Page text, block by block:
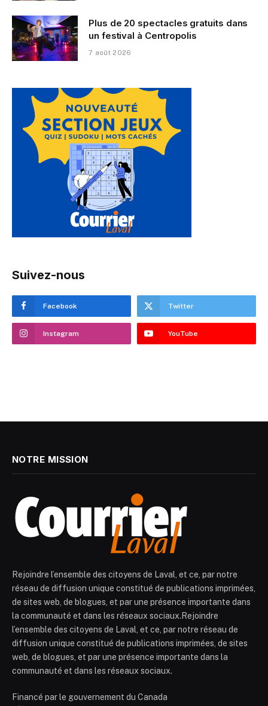
Plus de 20 spectacles gratuits dans
un festival à Centropolis
7 août 2026
Suivez-nous
Facebook Twitter
Instagram YouTube
NOTRE MISSION
Rejoindre l’ensemble des citoyens de Laval, et ce, par notre
réseau de diffusion unique constitué de publications imprimées,
de sites web, de blogues, et par une présence importante dans
la communauté et dans les réseaux sociaux.Rejoindre
l’ensemble des citoyens de Laval, et ce, par notre réseau de
diffusion unique constitué de publications imprimées, de sites
web, de blogues, et par une présence importante dans la
communauté et dans les réseaux sociaux.
Financé par le gouvernement du Canada